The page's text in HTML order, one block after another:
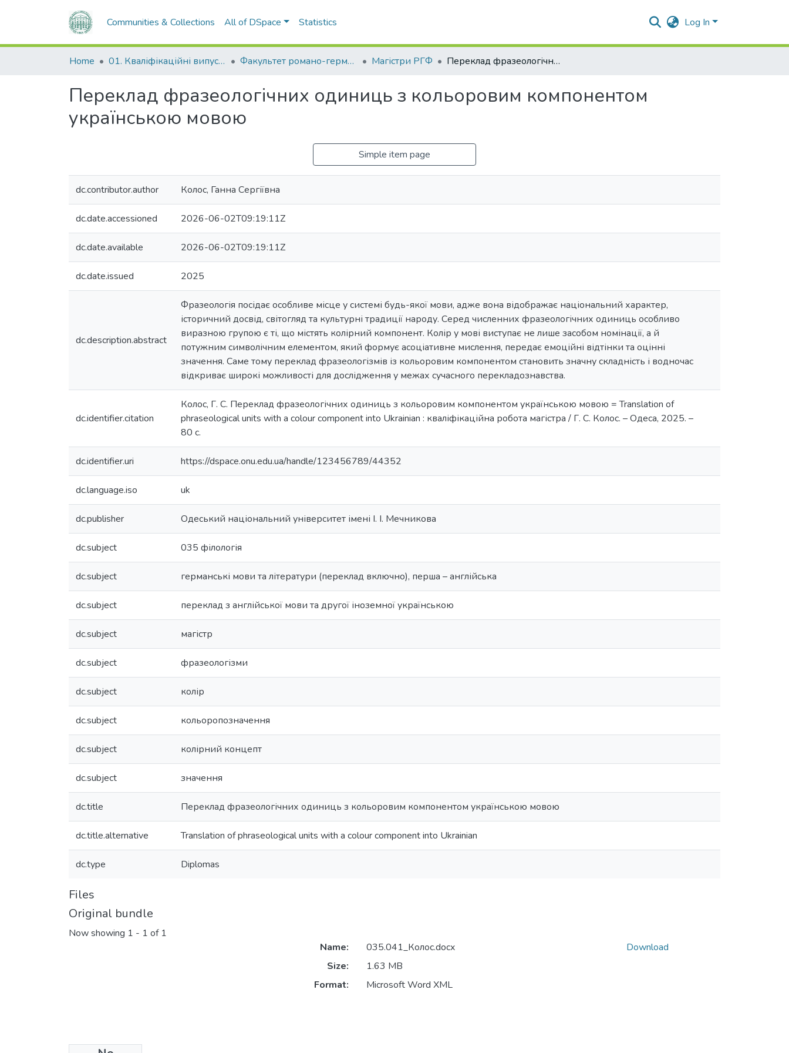
Communities & Collections All of DSpace Statistics Log In
Home 01. Кваліфікаційні випускні роботи здобувачів вищої освіти Факультет романо-германської філології Магістри РГФ Переклад фразеологічних одиниць з кольоровим компонентом українською мовою
Переклад фразеологічних одиниць з кольоровим компонентом
українською мовою
Simple item page
dc.contributor.author Колос, Ганна Сергіївна
dc.date.accessioned 2026-06-02T09:19:11Z
dc.date.available 2026-06-02T09:19:11Z
dc.date.issued 2025
dc.description.abstract
Фразеологія посідає особливе місце у системі будь-якої мови, адже вона відображає національний характер,
історичний досвід, світогляд та культурні традиції народу. Серед численних фразеологічних одиниць особливо
виразною групою є ті, що містять колірний компонент. Колір у мові виступає не лише засобом номінації, а й
потужним символічним елементом, який формує асоціативне мислення, передає емоційні відтінки та оцінні
значення. Саме тому переклад фразеологізмів із кольоровим компонентом становить значну складність і водночас
відкриває широкі можливості для дослідження у межах сучасного перекладознавства.
dc.identifier.citation
Колос, Г. С. Переклад фразеологічних одиниць з кольоровим компонентом українською мовою = Translation of
phraseological units with a colour component into Ukrainian : кваліфікаційна робота магістра / Г. С. Колос. – Одеса, 2025. –
80 с.
dc.identifier.uri https://dspace.onu.edu.ua/handle/123456789/44352
dc.language.iso uk
dc.publisher Одеський національний університет імені І. І. Мечникова
dc.subject 035 філологія
dc.subject германські мови та літератури (переклад включно), перша – англійська
dc.subject переклад з англійської мови та другої іноземної українською
dc.subject магістр
dc.subject фразеологізми
dc.subject колір
dc.subject кольоропозначення
dc.subject колірний концепт
dc.subject значення
dc.title Переклад фразеологічних одиниць з кольоровим компонентом українською мовою
dc.title.alternative Translation of phraseological units with a colour component into Ukrainian
dc.type Diplomas
Files
Original bundle
Now showing 1 - 1 of 1
Name:
035.041_Колос.docx
Size:
1.63 MB
Format:
Microsoft Word XML
Download